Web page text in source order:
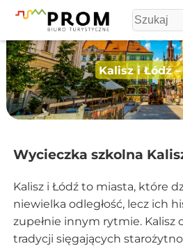
Kalisz i Łódź
Wycieczka szkolna
Kalisz i Łódź to miasta, które
niewielka odległość, lecz ich
zupełnie innym rytmie. Kalisz
tradycji sięgających